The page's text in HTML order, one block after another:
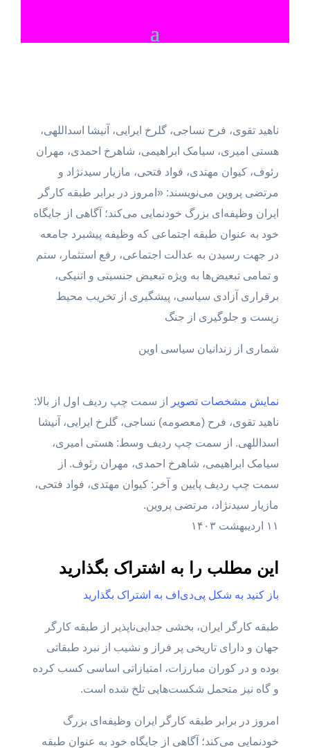
ناهید تقوی، فرح نساجی، گلرخ ایرایی، آنیشا اسداللهی،
هستی امیری، سیامک ابراهیمی، شاهرخ احمدی، مهران
رئوف، کیوان مهتدی، فواد فتحی، مازیار سیدنژاد و
مرتضی پروین می‌نویسند:‌ «امروز در برابر طبقه کارگر
ایران وظیفه‌ای بزرگ خودنمایی می‌کند؛ آگاهی از جایگاه
خود به عنوان طبقه اجتماعی که وظیفه پیشبرد جامعه
در جهت رسیدن به عدالت اجتماعی، رفع استثمار، ستم
و تمامی تبعیض‌ها به ویژه تبعیض جنسیتی و اتنیکی،
برقراری آزادی سیاسی، پیشگیری از تخریب محیط
زیست و جلوگیری از جنگ
شماری از زندانیان سیاسی اوین
نمایش مشخصات تصویر
از سمت چپ ردیف اول از بالا:
ناهید تقوی، فرح (معصومه) نساجی، گلرخ ایرایی، آنیشا
اسداللهی. از سمت چپ ردیف وسط: هستی امیری،
سیامک ابراهیمی، شاهرخ احمدی، مهران رئوف. از
سمت چپ ردیف پایین و آخر: کیوان مهتدی، فواد فتحی،
مازیار سیدنژاد، مرتضی پروین.
۱۱ اردیبهشت ۱۴۰۳
این مطلب را به اشتراک بگذارید
باز کنید به شکل پی‌دی‌اف به اشتراک بگذارید
طبقه کارگر ایران، بخشی جدایی‌ناپذیر از طبقه کارگر
جهان و دارای تاریخی پر فراز و نشیب از نبرد طبقاتی
بوده و در کوران مبارزات، امتیازاتی اساسی کسب کرده
و گاه نیز متحمل شکست‌هایی تلخ شده است.
امروز در برابر طبقه کارگر ایران وظیفه‌ای بزرگ
خودنمایی می‌کند؛ آگاهی از جایگاه خود به عنوان طبقه